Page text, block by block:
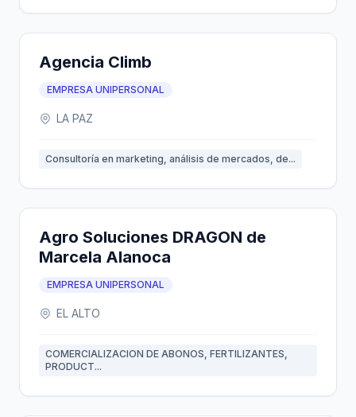
Agencia Climb
EMPRESA UNIPERSONAL
LA PAZ
Consultoría en marketing, análisis de mercados, de...
Agro Soluciones DRAGON de
Marcela Alanoca
EMPRESA UNIPERSONAL
EL ALTO
COMERCIALIZACION DE ABONOS, FERTILIZANTES,
PRODUCT...